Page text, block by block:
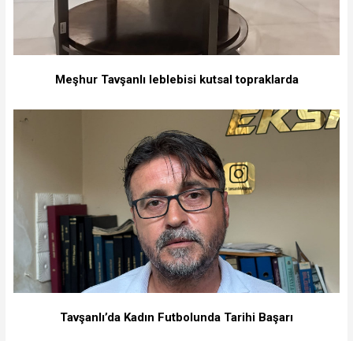
Meşhur Tavşanlı leblebisi kutsal topraklarda
Tavşanlı’da Kadın Futbolunda Tarihi Başarı